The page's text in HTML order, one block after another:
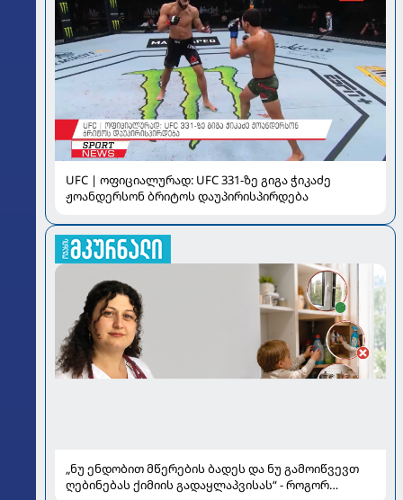
UFC | ოფიციალურად: UFC 331-ზე გიგა ჭიკაძე
ჟოანდერსონ ბრიტოს დაუპირისპირდება
„ნუ ენდობით მწერების ბადეს და ნუ გამოიწვევთ
ღებინებას ქიმიის გადაყლაპვისას“ - როგორ